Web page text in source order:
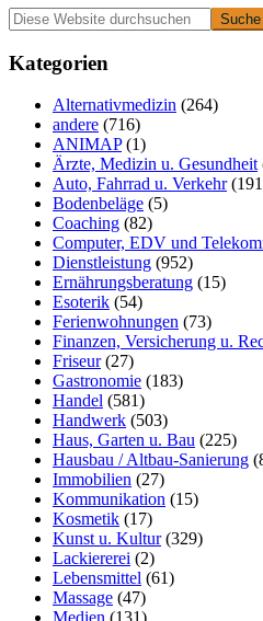
Primäre
Seitenleiste
Diese
Website
durchsuchen
Kategorien
Alternativmedizin (264)
andere (716)
ANIMAP(1)
Ärzte, Medizin u. Gesundheit
Auto, Fahrrad u. Verkehr
Bodenbeläge (5)
Coaching (82)
Computer, EDV und
Dienstleistung (952)
Ernährungsberatung (15)
Esoterik (54)
Ferienwohnungen (73)
Finanzen, Versicherung u.
Friseur(27)
Gastronomie (183)
Handel (581)
Handwerk (503)
Haus, Garten u. Bau (225)
Hausbau / Altbau-Sanierung
Immobilien (27)
Kommunikation (15)
Kosmetik (17)
Kunst u. Kultur(329)
Lackiererei (2)
Lebensmittel (61)
Massage (47)